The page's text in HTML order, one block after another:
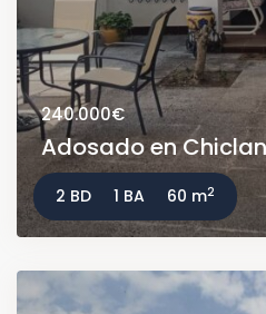
240.000€
Adosado en
2 BD 1 BA 60 m2